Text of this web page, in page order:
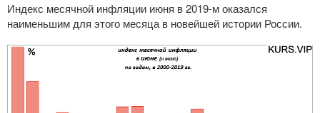
Индекс месячной инфляции июня в2019-моказался
наименьшим для этого месяца в новейшей истории России.